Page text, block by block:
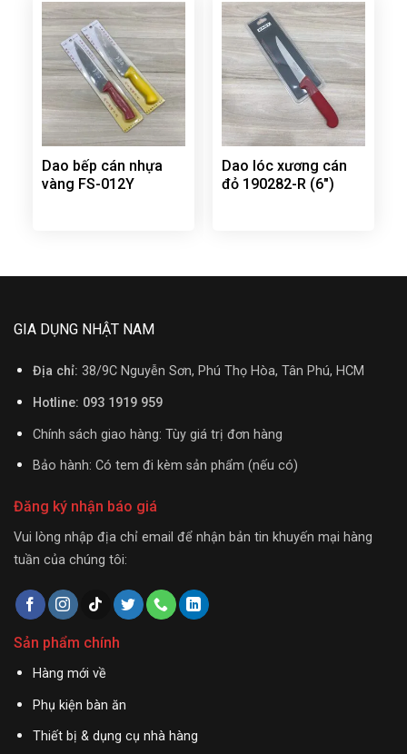
Dao bếp cán nhựa
vàng FS-012Y
Dao lóc xương cán
đỏ 190282-R (6″)
GIA DỤNG NHẬT NAM
Địa chỉ: 38/9C Nguyễn Sơn, Phú Thọ Hòa, Tân Phú, HCM
Hotline: 093 1919 959
Chính sách giao hàng: Tùy giá trị đơn hàng
Bảo hành: Có tem đi kèm sản phẩm (nếu có)
Đăng ký nhận báo giá
Vui lòng nhập địa chỉ email để nhận bản tin khuyến mại hàng
tuần của chúng tôi:
Sản phẩm chính
Hàng mới về
Phụ kiện bàn ăn
Thiết bị & dụng cụ nhà hàng